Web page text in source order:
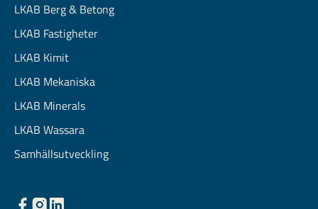
LKAB Berg & Betong
LKAB Fastigheter
LKAB Kimit
LKAB Mekaniska
LKAB Minerals
LKAB Wassara
Samhällsutveckling